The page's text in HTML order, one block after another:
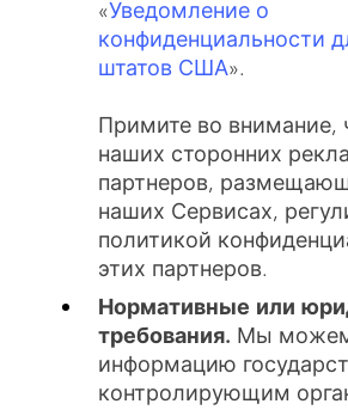
«Уведомление о
конфиденциальности
штатов США».
Примите во внимание,
наших сторонних
партнеров,
наших Сервисах,
политикой
этих партнеров.
Нормативные или
требования. Мы
информацию
контролирующим